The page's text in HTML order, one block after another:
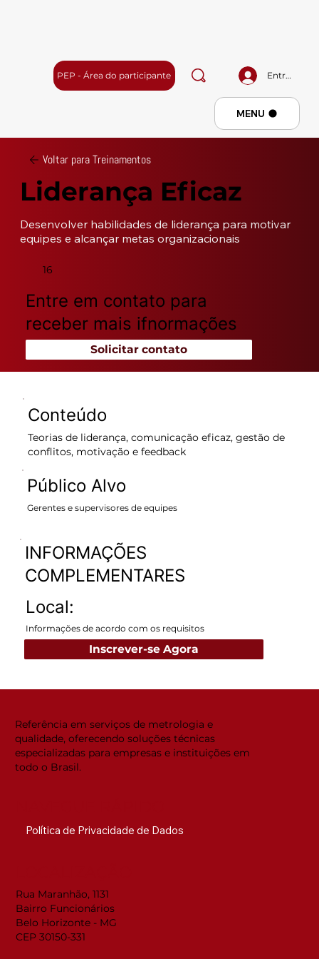
Entrar
PEP - Área do participante
Menu
MENU
Voltar para Treinamentos
Liderança Eficaz
Desenvolver habilidades de liderança para motivar
equipes e alcançar metas organizacionais
16
Entre em contato para
receber mais ifnormações
Solicitar contato
Conteúdo
Teorias de liderança, comunicação eficaz, gestão de
conflitos, motivação e feedback
Público Alvo
Gerentes e supervisores de equipes
INFORMAÇÕES
COMPLEMENTARES
Local:
Informações de acordo com os requisitos
Inscrever-se Agora
Referência em serviços de metrologia e
qualidade, oferecendo soluções técnicas
especializadas para empresas e instituições em
todo o Brasil.
Política de Privacidade de Dados
Rua Maranhão, 1131
Bairro Funcionários
Belo Horizonte - MG
CEP 30150-331